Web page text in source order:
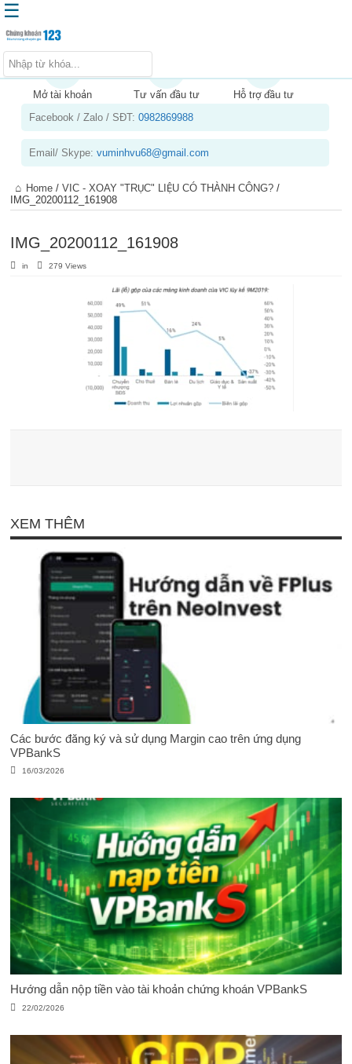
Trang chủ
Kiến thức chứng khoán
Kinh nghiệm đầu tư
Sản phẩm – dịch vụ
Chứng khoán phái sinh
☰
Mở tài khoản Tư vấn đầu tư
Hỗ trợ đầu tư
Facebook / Zalo / SĐT:0982869988
Email/ Skype:vuminhvu68@gmail.com
Home /VIC - XOAY "TRỤC" LIỆU CÓ THÀNH CÔNG? /
IMG_20200112_161908
IMG_20200112_161908
in 279 Views
XEM THÊM
Các bước đăng ký và sử dụng Margin cao trên ứng dụng
VPBankS
16/03/2026
Hướng dẫn nộp tiền vào tài khoản chứng khoán VPBankS
22/02/2026